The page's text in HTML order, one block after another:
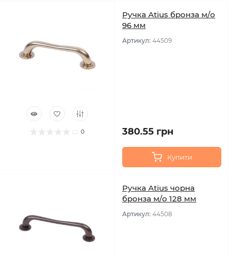
0
Ручка Atius бронза м/о
96 мм
Артикул: 44509
380.55 грн
Купити
Ручка Atius чорна
бронза м/о 128 мм
Артикул: 44508